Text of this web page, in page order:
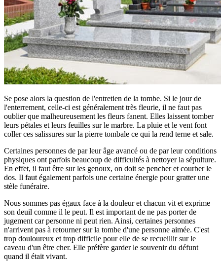
Se pose alors la question de l'entretien de la tombe. Si le jour de
l'enterrement, celle-ci est généralement très fleurie, il ne faut pas
oublier que malheureusement les fleurs fanent. Elles laissent tomber
leurs pétales et leurs feuilles sur le marbre. La pluie et le vent font
coller ces salissures sur la pierre tombale ce qui la rend terne et sale.
Certaines personnes de par leur âge avancé ou de par leur conditions
physiques ont parfois beaucoup de difficultés à nettoyer la sépulture.
En effet, il faut être sur les genoux, on doit se pencher et courber le
dos. Il faut également parfois une certaine énergie pour gratter une
stèle funéraire.
Nous sommes pas égaux face à la douleur et chacun vit et exprime
son deuil comme il le peut. Il est important de ne pas porter de
jugement car personne ni peut rien. Ainsi, certaines personnes
n'arrivent pas à retourner sur la tombe d'une personne aimée. C'est
trop douloureux et trop difficile pour elle de se recueillir sur le
caveau d'un être cher. Elle préfère garder le souvenir du défunt
quand il était vivant.